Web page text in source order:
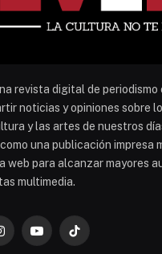
revista digital de
noticias y opiniones sobre
y las artes de nuestros
una publicación impresa
web para alcanzar mayores
multimedia.
YouTubeTikTok